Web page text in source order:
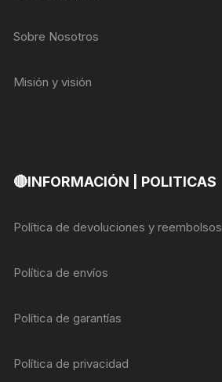
Sobre Nosotros
Misión y visión
🔴INFORMACIÓN | POLITICAS
Política de devoluciones y reembolsos
Política de envíos
Política de garantías
Política de privacidad